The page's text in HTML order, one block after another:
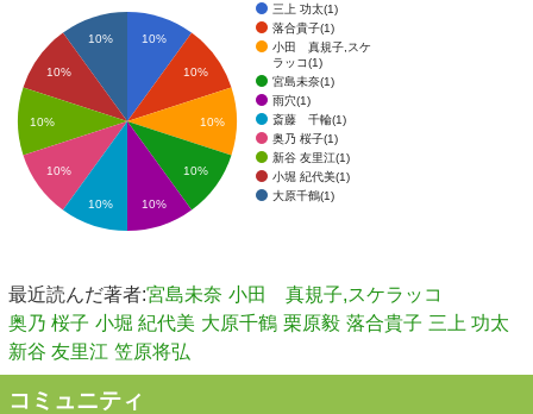
三上 功太(1)
落合貴子(1)
小田 真規子,スケ
ラッコ(1)
宮島未奈(1)
雨穴(1)
斎藤 千輪(1)
奥乃 桜子(1)
新谷 友里江(1)
小堀 紀代美(1)
大原千鶴(1)
10%
10%
10%
10%
10%
10%
10%
10%
10% 10%
最近読んだ著者:宮島未奈 小田 真規子,スケラッコ
奥乃 桜子 小堀 紀代美 大原千鶴 栗原毅 落合貴子 三上 功太
新谷 友里江 笠原将弘
コミュニティ